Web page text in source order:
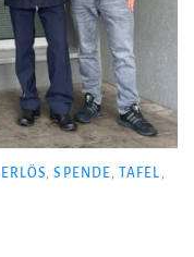
ERLÖS,SPENDE, TAFEL ,